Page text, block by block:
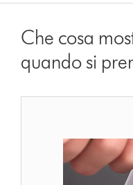
Che cosa
quando si